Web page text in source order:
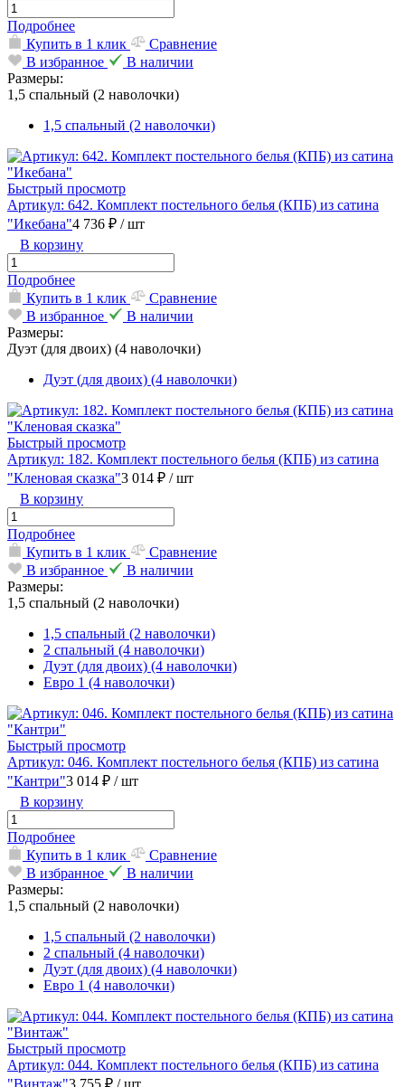
Подробнее
Купить в 1 клик
Сравнение
В избранное
В наличии
Размеры:
1,5 спальный (2 наволочки)
1,5 спальный (2 наволочки)
Быстрый просмотр
Артикул: 642. Комплект постельного белья (КПБ) из сатина
"Икебана"4 736 ₽ / шт
В корзину
Подробнее
Купить в 1 клик
Сравнение
В избранное
В наличии
Размеры:
Дуэт (для двоих) (4 наволочки)
Дуэт (для двоих) (4 наволочки)
Быстрый просмотр
Артикул: 182. Комплект постельного белья (КПБ) из сатина
"Кленовая сказка"3 014 ₽ / шт
В корзину
Подробнее
Купить в 1 клик
Сравнение
В избранное
В наличии
Размеры:
1,5 спальный (2 наволочки)
1,5 спальный (2 наволочки)
2 спальный (4 наволочки)
Дуэт (для двоих) (4 наволочки)
Евро 1 (4 наволочки)
Быстрый просмотр
Артикул: 046. Комплект постельного белья (КПБ) из сатина
"Кантри"3 014 ₽ / шт
В корзину
Подробнее
Купить в 1 клик
Сравнение
В избранное
В наличии
Размеры:
1,5 спальный (2 наволочки)
1,5 спальный (2 наволочки)
2 спальный (4 наволочки)
Дуэт (для двоих) (4 наволочки)
Евро 1 (4 наволочки)
Быстрый просмотр
Артикул: 044. Комплект постельного белья (КПБ) из сатина